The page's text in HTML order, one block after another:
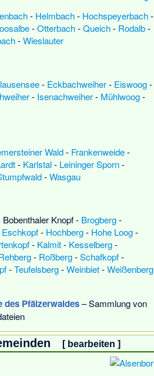
- Helmbach- Hochspeyerbach-
-Otterbach-Queich- Rodalb-
-Wieslauter
- Eckbachweiher- Eiswoog-
- Isenachweiher- Mühlwoog-
Wald- Frankenweide-
- Karlstal- Leininger Sporn-
-Wasgau
Bobenthaler Knopf- Brogberg-
Eschkopf- Hochberg- Hohe Loog-
- Kalmit- Kesselberg-
- Roßberg-Schafkopf-
-Teufelsberg-Weinbiet-Weißenberg
des Pfälzerwaldes– Sammlung von
[ bearbeiten ]